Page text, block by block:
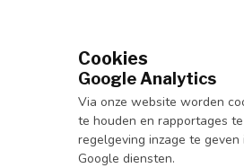
Cookies
Google Analytics
Via onze website worden
te houden en rapportages
regelgeving inzage te
Google diensten.